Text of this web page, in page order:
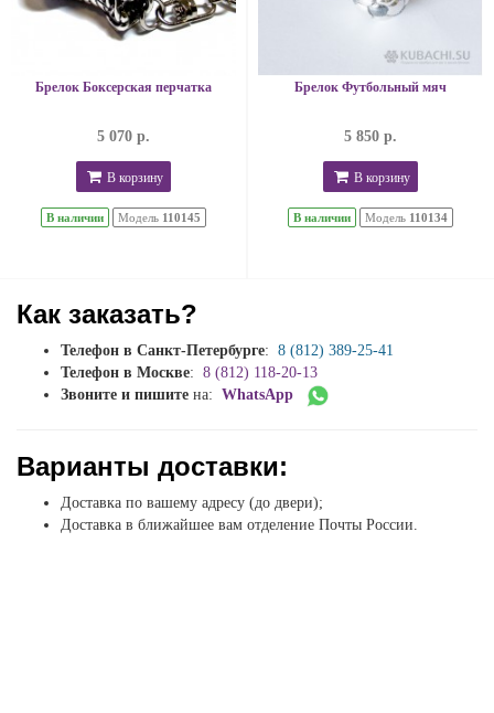
Брелок Боксерская перчатка
5 070 р.
В корзину
В наличии Модель 110145
Брелок Футбольный мяч
5 850 р.
В корзину
В наличии Модель 110134
Как заказать?
Телефон в Санкт-Петербурге: 8 (812) 389-25-41
Телефон в Москве: 8 (812) 118-20-13
Звоните и пишите на: WhatsApp
Варианты доставки:
Доставка по вашему адресу (до двери);
Доставка в ближайшее вам отделение Почты России.